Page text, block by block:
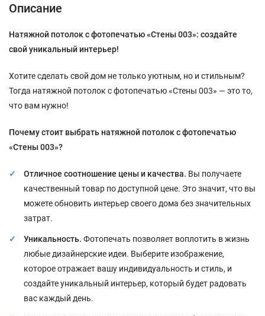
Описание
Натяжной потолок с фотопечатью «Стены 003»: создайте
свой уникальный интерьер!
Хотите сделать свой дом не только уютным, но и стильным?
Тогда натяжной потолок с фотопечатью «Стены 003» — это то,
что вам нужно!
Почему стоит выбрать натяжной потолок с фотопечатью
«Стены 003»?
Отличное соотношение цены и качества. Вы получаете
качественный товар по доступной цене. Это значит, что вы
можете обновить интерьер своего дома без значительных
затрат.
Уникальность. Фотопечать позволяет воплотить в жизнь
любые дизайнерские идеи. Выберите изображение,
которое отражает вашу индивидуальность и стиль, и
создайте уникальный интерьер, который будет радовать
вас каждый день.